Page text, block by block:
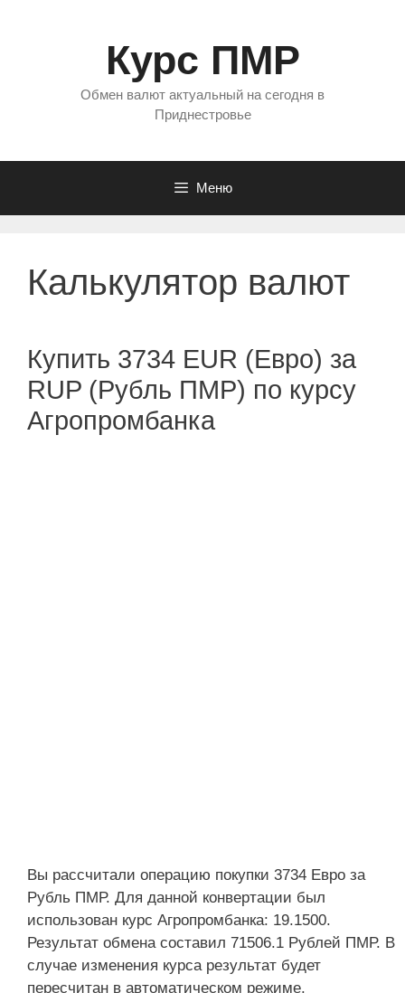
Курс ПМР
Обмен валют актуальный на сегодня в
Приднестровье
Меню
Калькулятор валют
Купить 3734 EUR (Евро) за
RUP (Рубль ПМР) по курсу
Агропромбанка
Вы рассчитали операцию покупки 3734 Евро за
Рубль ПМР. Для данной конвертации был
использован курс Агропромбанка: 19.1500.
Результат обмена составил 71506.1 Рублей ПМР. В
случае изменения курса результат будет
пересчитан в автоматическом режиме.